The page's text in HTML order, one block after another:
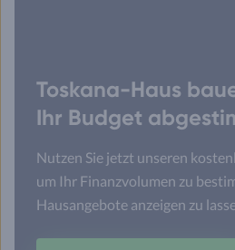
Toskana-Haus
Ihr Budget
Nutzen Sie jetzt unseren
um Ihr Finanzvolumen zu
Hausangebote anzeigen zu